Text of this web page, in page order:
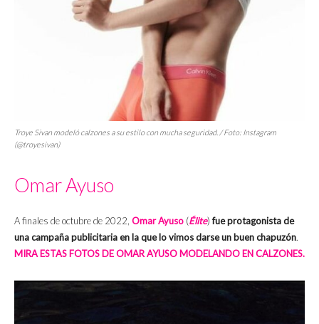
Troye Sivan modeló calzones a su estilo con mucha seguridad. / Foto: Instagram
(@troyesivan)
Omar Ayuso
A finales de octubre de 2022, Omar Ayuso (Élite)fue protagonista de
una campaña publicitaria en la que lo vimos darse un buen chapuzón.
MIRA ESTAS FOTOS DE OMAR AYUSO MODELANDO EN CALZONES.